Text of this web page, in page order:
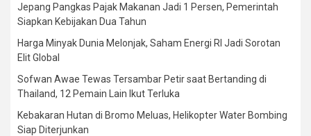
Jepang Pangkas Pajak Makanan Jadi 1 Persen, Pemerintah
Siapkan Kebijakan Dua Tahun
Harga Minyak Dunia Melonjak, Saham Energi RI Jadi Sorotan
Elit Global
Sofwan Awae Tewas Tersambar Petir saat Bertanding di
Thailand, 12 Pemain Lain Ikut Terluka
Kebakaran Hutan di Bromo Meluas, Helikopter Water Bombing
Siap Diterjunkan